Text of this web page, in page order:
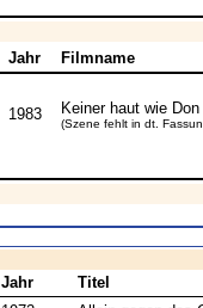
Jahr Filmname
1983 Keiner haut wie
(Szene fehlt in dt.
Jahr
Titel